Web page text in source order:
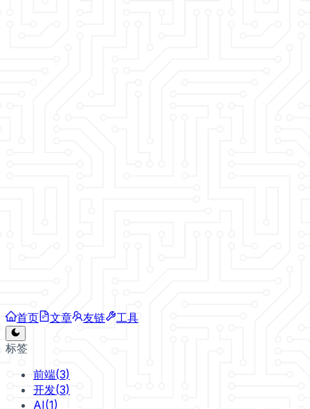
首页 文章 友链 工具
标签
前端(3)
开发(3)
AI(1)